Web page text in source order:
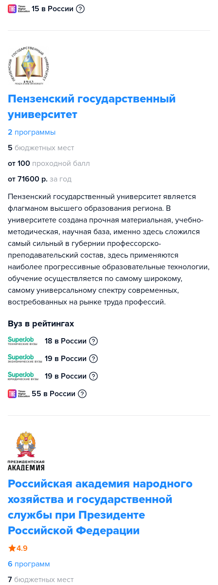
15 в России
Пензенский государственный
университет
2 программы
5 бюджетных мест
от 100 проходной балл
от 71600 р. за год
Пензенский государственный университет является
флагманом высшего образования региона. В
университете создана прочная материальная, учебно-
методическая, научная база, именно здесь сложился
самый сильный в губернии профессорско-
преподавательский состав, здесь применяются
наиболее прогрессивные образовательные технологии,
обучение осуществляется по самому широкому,
самому универсальному спектру современных,
востребованных на рынке труда профессий.
Вуз в рейтингах
18 в России
19 в России
19 в России
55 в России
Российская академия народного
хозяйства и государственной
службы при Президенте
Российской Федерации
4.9
6 программ
7 бюджетных мест